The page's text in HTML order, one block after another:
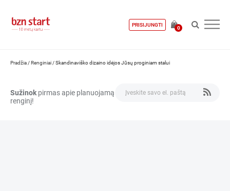
PRISIJUNGTI
0
Pradžia /Renginiai /Skandinaviško dizaino idėjos Jūsų proginiam stalui
Sužinok pirmas apie planuojamą
renginį!